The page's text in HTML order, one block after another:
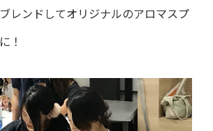
レンドしてオリジナルのアロマスプ
！